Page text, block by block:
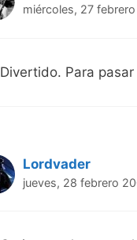
miércoles, 27
Divertido. Para
Lordvader
jueves, 28 febrero